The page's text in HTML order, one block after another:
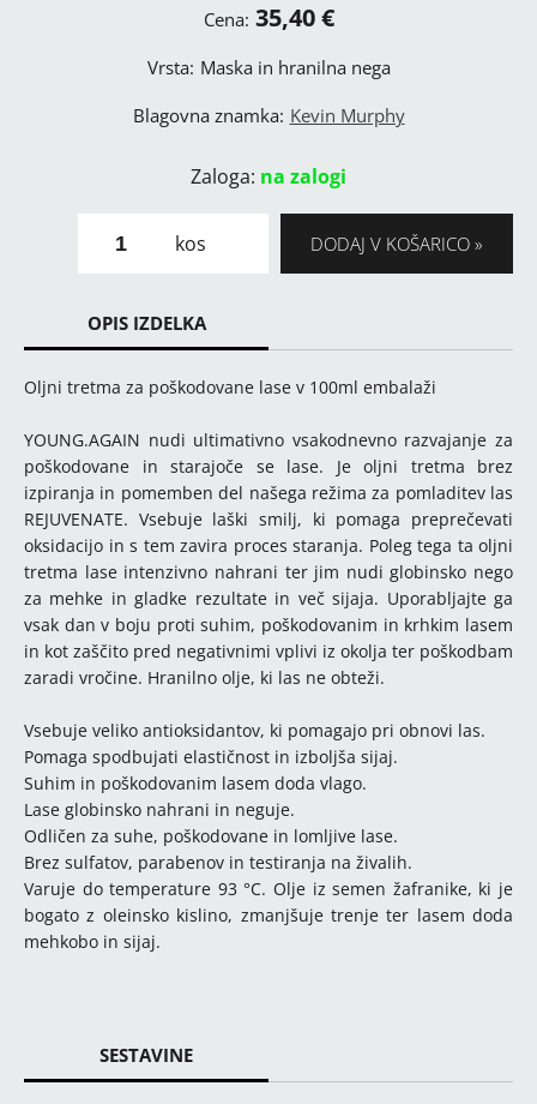
Cena: 35,40 €
Vrsta: Maska in hranilna nega
Blagovna znamka: Kevin Murphy
Zaloga: na zalogi
DODAJ V KOŠARICO
kos
OPIS IZDELKA
Oljni tretma za poškodovane lase v 100ml embalaži
YOUNG.AGAIN nudi ultimativno vsakodnevno razvajanje za
poškodovane in starajoče se lase. Je oljni tretma brez
izpiranja in pomemben del našega režima za pomladitev las
REJUVENATE. Vsebuje laški smilj, ki pomaga preprečevati
oksidacijo in s tem zavira proces staranja. Poleg tega ta oljni
tretma lase intenzivno nahrani ter jim nudi globinsko nego
za mehke in gladke rezultate in več sijaja. Uporabljajte ga
vsak dan v boju proti suhim, poškodovanim in krhkim lasem
in kot zaščito pred negativnimi vplivi iz okolja ter poškodbam
zaradi vročine. Hranilno olje, ki las ne obteži.
Vsebuje veliko antioksidantov, ki pomagajo pri obnovi las.
Pomaga spodbujati elastičnost in izboljša sijaj.
Suhim in poškodovanim lasem doda vlago.
Lase globinsko nahrani in neguje.
Odličen za suhe, poškodovane in lomljive lase.
Brez sulfatov, parabenov in testiranja na živalih.
Varuje do temperature 93 °C. Olje iz semen žafranike, ki je
bogato z oleinsko kislino, zmanjšuje trenje ter lasem doda
mehkobo in sijaj.
SESTAVINE